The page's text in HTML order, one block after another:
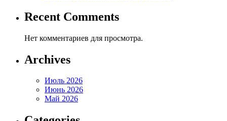
Recent Comments
Нет комментариев для просмотра.
Archives
Июль 2026
Июнь 2026
Май 2026